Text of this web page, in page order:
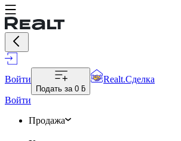
Войти
Подать за 0 ƃ
Realt.Сделка
Войти
Продажа